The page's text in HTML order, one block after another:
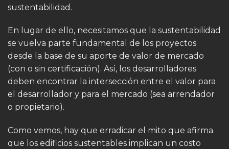
sustentabilidad.
En lugar de ello, necesitamos que la sustentabilidad
se vuelva parte fundamental de los proyectos
desde la base de su aporte de valor de mercado
(con o sin certificación). Así, los desarrolladores
deben encontrar la intersección entre el valor para
el desarrollador y para el mercado (sea arrendador
o propietario).
Como vemos, hay que erradicar el mito que afirma
que los edificios sustentables implican un costo